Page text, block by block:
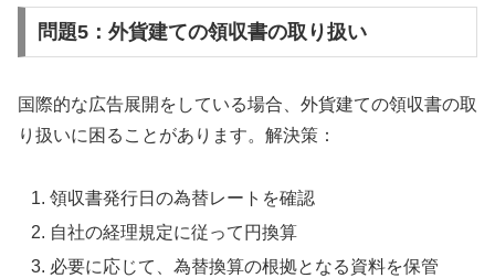
問題5：外貨建ての領収書の取り扱い
国際的な広告展開をしている場合、外貨建ての領収書の取
り扱いに困ることがあります。解決策：
領収書発行日の為替レートを確認
自社の経理規定に従って円換算
必要に応じて、為替換算の根拠となる資料を保管